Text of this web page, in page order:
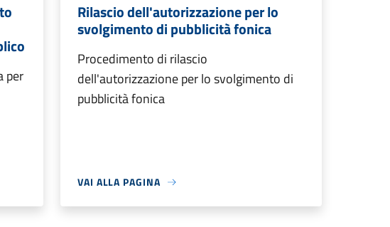
per
Rilascio dell'autorizzazione per lo
svolgimento di pubblicità fonica
Procedimento di rilascio
dell'autorizzazione per lo svolgimento di
pubblicità fonica
VAI ALLA PAGINA